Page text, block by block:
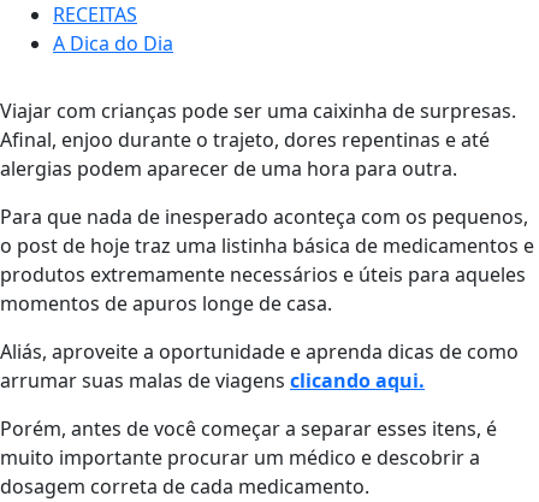
RECEITAS
A Dica do Dia
Viajar com crianças pode ser uma caixinha de surpresas.
Afinal, enjoo durante o trajeto, dores repentinas e até
alergias podem aparecer de uma hora para outra.
Para que nada de inesperado aconteça com os pequenos,
o post de hoje traz uma listinha básica de medicamentos e
produtos extremamente necessários e úteis para aqueles
momentos de apuros longe de casa.
Aliás, aproveite a oportunidade e aprenda dicas de como
arrumar suas malas de viagens clicando aqui.
Porém, antes de você começar a separar esses itens, é
muito importante procurar um médico e descobrir a
dosagem correta de cada medicamento.